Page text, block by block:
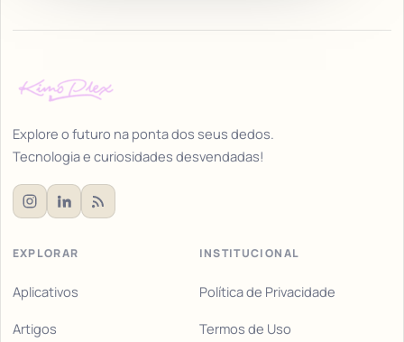
Explore o futuro na ponta dos seus dedos.
Tecnologia e curiosidades desvendadas!
EXPLORAR
Aplicativos
Artigos
INSTITUCIONAL
Política de Privacidade
Termos de Uso